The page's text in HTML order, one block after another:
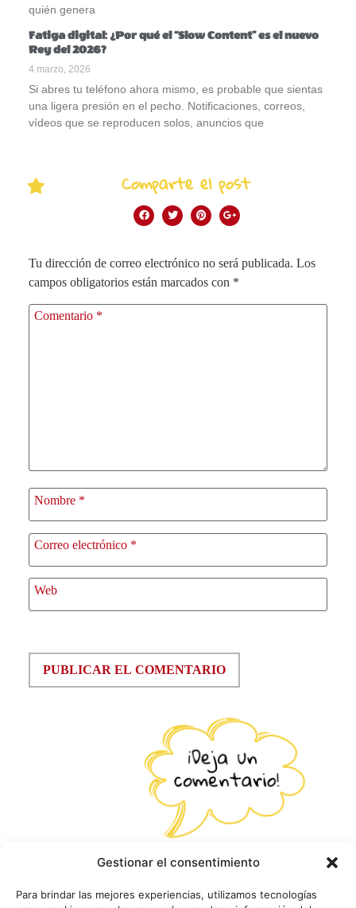
Gestionar el consentimiento
Para brindar las mejores experiencias, utilizamos tecnologías
quién genera
Fatiga digital: ¿Por qué el “Slow Content” es el nuevo
Rey del 2026?
4 marzo, 2026
Si abres tu teléfono ahora mismo, es probable que sientas
una ligera presión en el pecho. Notificaciones, correos,
vídeos que se reproducen solos, anuncios que
Comparte el post
Tu dirección de correo electrónico no será publicada. Los
campos obligatorios están marcados con *
Comentario *
Nombre *
Correo electrónico *
Web